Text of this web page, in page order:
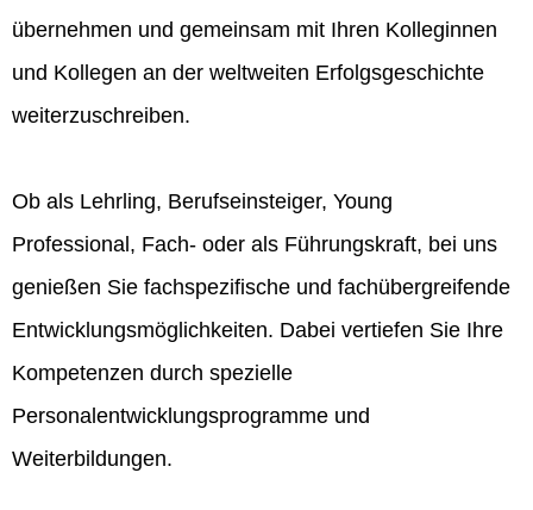
übernehmen und gemeinsam mit Ihren Kolleginnen
und Kollegen an der weltweiten Erfolgsgeschichte
weiterzuschreiben.
Ob als Lehrling, Berufseinsteiger, Young
Professional, Fach- oder als Führungskraft, bei uns
genießen Sie fachspezifische und fachübergreifende
Entwicklungsmöglichkeiten. Dabei vertiefen Sie Ihre
Kompetenzen durch spezielle
Personalentwicklungsprogramme und
Weiterbildungen.